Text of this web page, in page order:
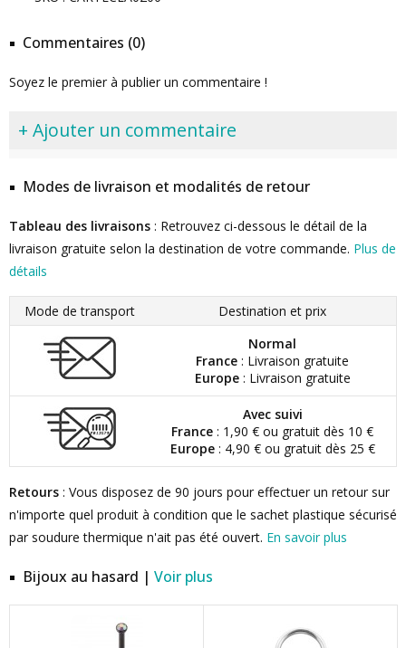
Commentaires (0)
Soyez le premier à publier un commentaire !
+ Ajouter un commentaire
Modes de livraison et modalités de retour
Tableau des livraisons : Retrouvez ci-dessous le détail de la
livraison gratuite selon la destination de votre commande. Plus de
détails
Mode de transport
Destination et prix
Normal
France : Livraison gratuite
Europe: Livraison gratuite
Avec suivi
France : 1,90 € ou gratuit dès 10 €
Europe: 4,90 € ou gratuit dès 25 €
Retours : Vous disposez de 90 jours pour effectuer un retour sur
n'importe quel produit à condition que le sachet plastique sécurisé
par soudure thermique n'ait pas été ouvert. En savoir plus
Bijoux au hasard | Voir plus